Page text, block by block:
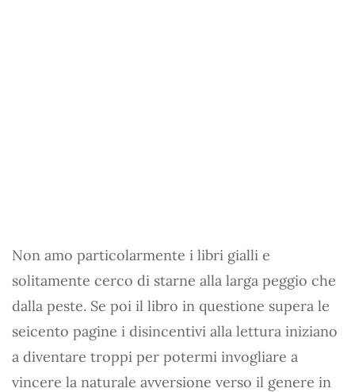
Non amo particolarmente i libri gialli e
solitamente cerco di starne alla larga peggio che
dalla peste. Se poi il libro in questione supera le
seicento pagine i disincentivi alla lettura iniziano
a diventare troppi per potermi invogliare a
vincere la naturale avversione verso il genere in